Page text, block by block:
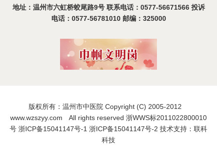
地址：温州市六虹桥蛟尾路9号 联系电话：0577-56671566 投诉
电话：0577-56781010 邮编：325000
版权所有：温州市中医院 Copyright (C) 2005-2012
www.wzszyy.com All rights reserved 浙WWS标2011022800010
号 浙ICP备15041147号-1 浙ICP备15041147号-2 技术支持：联科
科技